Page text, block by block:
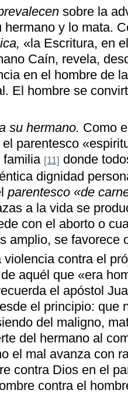
sobre la
hermano y lo mata.
«la Escritura, en
Caín, revela,
en el hombre de
El hombre se
su hermano. Como
parentesco
familia [11] donde
dignidad
parentesco «de
a la vida se
con el aborto o
amplio, se favorece
violencia contra el
aquél que «era
el apóstol
el principio: que
del maligno,
del hermano al
el mal avanza con
contra Dios en el
contra el